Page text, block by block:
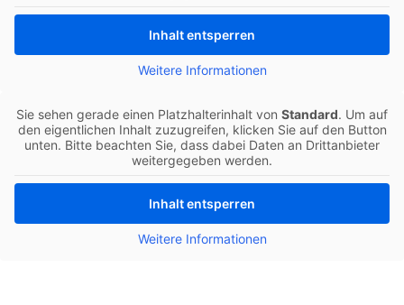
Inhalt ent­sper­ren
Wei­te­re Infor­ma­tio­nen
Sie sehen gerade einen Platz­hal­ter­in­halt von Stan­dard. Um auf
den eigent­li­chen Inhalt zuzu­grei­fen, kli­cken Sie auf den Button
unten. Bitte beach­ten Sie, dass dabei Daten an Dritt­an­bie­ter
wei­ter­ge­ge­ben werden.
Inhalt ent­sper­ren
Wei­te­re Infor­ma­tio­nen